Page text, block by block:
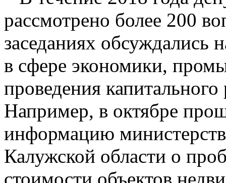
рассмотрено более 200
заседаниях обсуждались
в сфере экономики,
проведения
Например, в октябре
информацию
Калужской области о
стоимости объектов